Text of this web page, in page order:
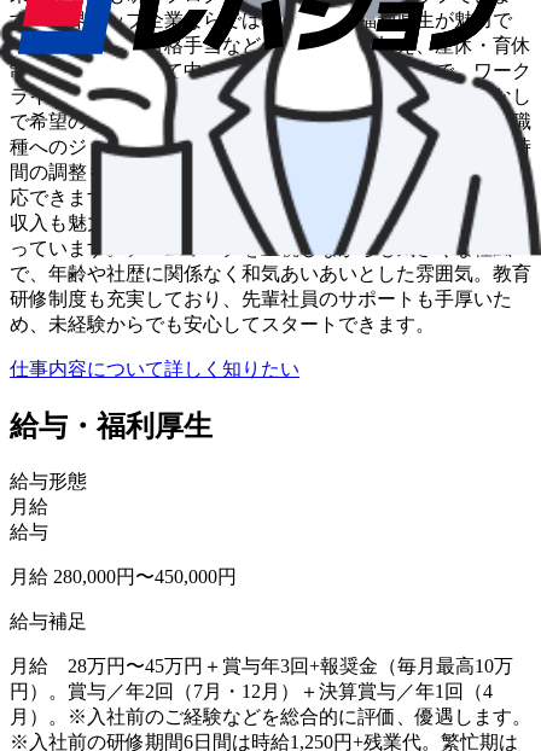
す。業界トップ企業ならではの充実した福利厚生が魅力で
す。家族手当や資格手当などの各種手当に加え、産休・育休
制度も完備。子育て中のドライバーも多数活躍中で、ワーク
ライフバランスを重視した働き方が実現できます。転勤なし
で希望のエリアで長く働き続けられ、事務職や営業など別職
種へのジョブチェンジも可能。家庭の事情に合わせて勤務時
間の調整もできるため、ライフステージの変化にも柔軟に対
応できます。月給28万円～45万円+賞与年3回と、安定した
収入も魅力。未経験でも安心してキャリアを築ける環境が整
っています。チームワークを重視しながらも気さくな社風
で、年齢や社歴に関係なく和気あいあいとした雰囲気。教育
研修制度も充実しており、先輩社員のサポートも手厚いた
め、未経験からでも安心してスタートできます。
仕事内容について詳しく知りたい
給与・福利厚生
給与形態
月給
給与
月給 280,000円〜450,000円
給与補足
月給 28万円〜45万円＋賞与年3回+報奨金（毎月最高10万
円）。賞与／年2回（7月・12月）＋決算賞与／年1回（4
月）。※入社前のご経験などを総合的に評価、優遇します。
※入社前の研修期間6日間は時給1,250円+残業代。繁忙期は